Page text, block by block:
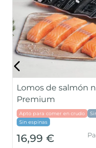
MSC Sin piel
7,49 €